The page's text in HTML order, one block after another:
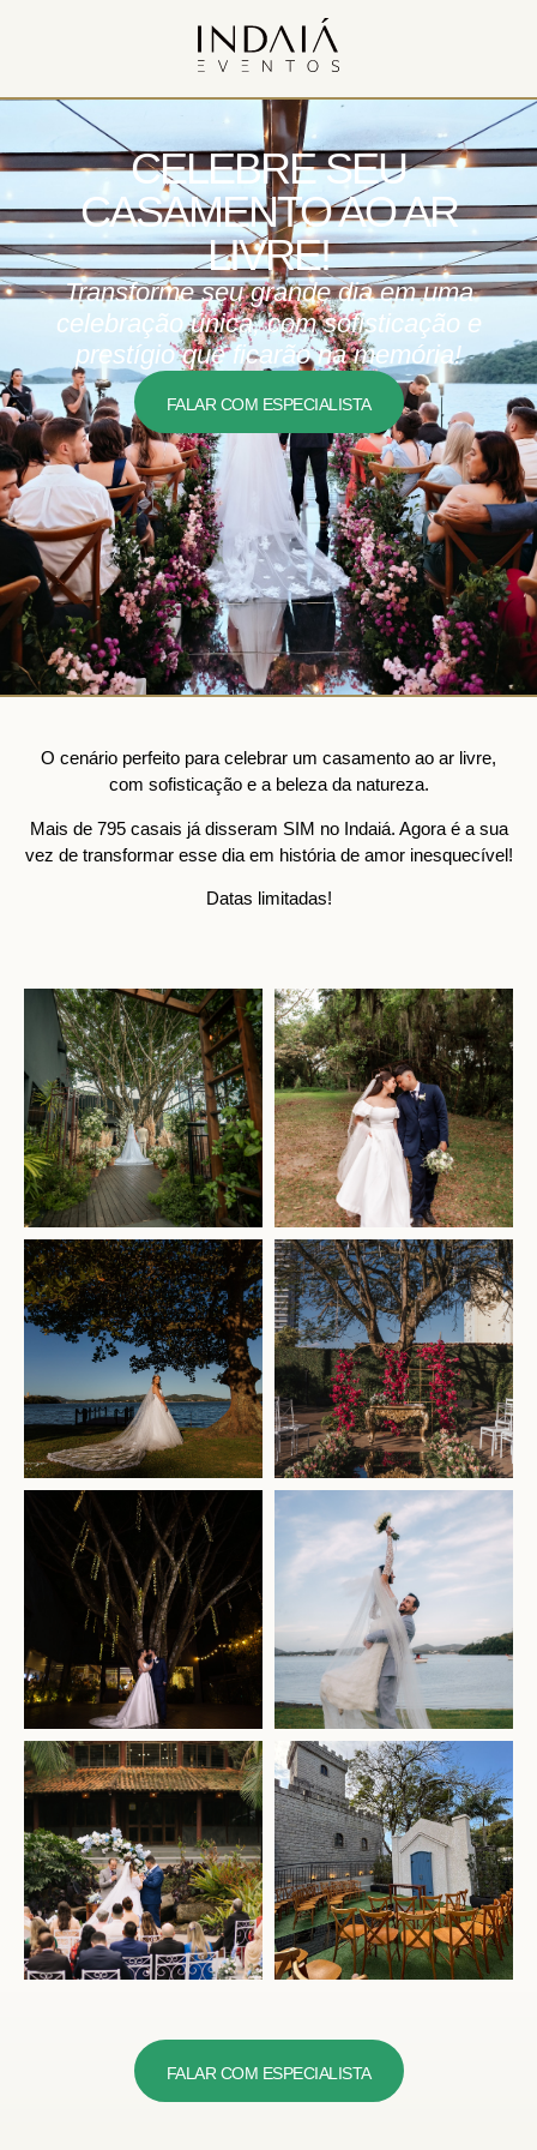
CELEBRE SEU
CASAMENTO AO AR
LIVRE!
Transforme seu grande dia em uma
celebração única, com sofisticação e
prestígio que ficarão na memória!
FALAR COM ESPECIALISTA
O cenário perfeito para celebrar um casamento ao ar livre,
com sofisticação e a beleza da natureza.
Mais de 795 casais já disseram SIM no Indaiá. Agora é a sua
vez de transformar esse dia em história de amor inesquecível!
Datas limitadas!
FALAR COM ESPECIALISTA